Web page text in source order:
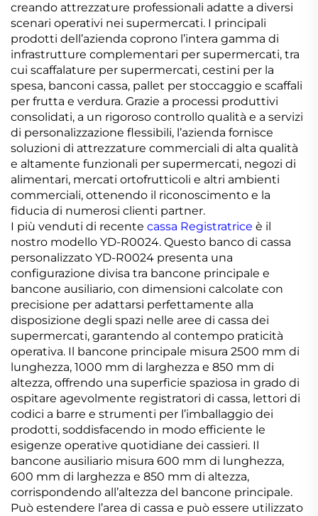
creando attrezzature professionali adatte a diversi
scenari operativi nei supermercati. I principali
prodotti dell’azienda coprono l’intera gamma di
infrastrutture complementari per supermercati, tra
cui scaffalature per supermercati, cestini per la
spesa, banconi cassa, pallet per stoccaggio e scaffali
per frutta e verdura. Grazie a processi produttivi
consolidati, a un rigoroso controllo qualità e a servizi
di personalizzazione flessibili, l’azienda fornisce
soluzioni di attrezzature commerciali di alta qualità
e altamente funzionali per supermercati, negozi di
alimentari, mercati ortofrutticoli e altri ambienti
commerciali, ottenendo il riconoscimento e la
fiducia di numerosi clienti partner.
I più venduti di recente cassa Registratrice è il
nostro modello YD-R0024. Questo banco di cassa
personalizzato YD-R0024 presenta una
configurazione divisa tra bancone principale e
bancone ausiliario, con dimensioni calcolate con
precisione per adattarsi perfettamente alla
disposizione degli spazi nelle aree di cassa dei
supermercati, garantendo al contempo praticità
operativa. Il bancone principale misura 2500 mm di
lunghezza, 1000 mm di larghezza e 850 mm di
altezza, offrendo una superficie spaziosa in grado di
ospitare agevolmente registratori di cassa, lettori di
codici a barre e strumenti per l’imballaggio dei
prodotti, soddisfacendo in modo efficiente le
esigenze operative quotidiane dei cassieri. Il
bancone ausiliario misura 600 mm di lunghezza,
600 mm di larghezza e 850 mm di altezza,
corrispondendo all’altezza del bancone principale.
Può estendere l’area di cassa e può essere utilizzato